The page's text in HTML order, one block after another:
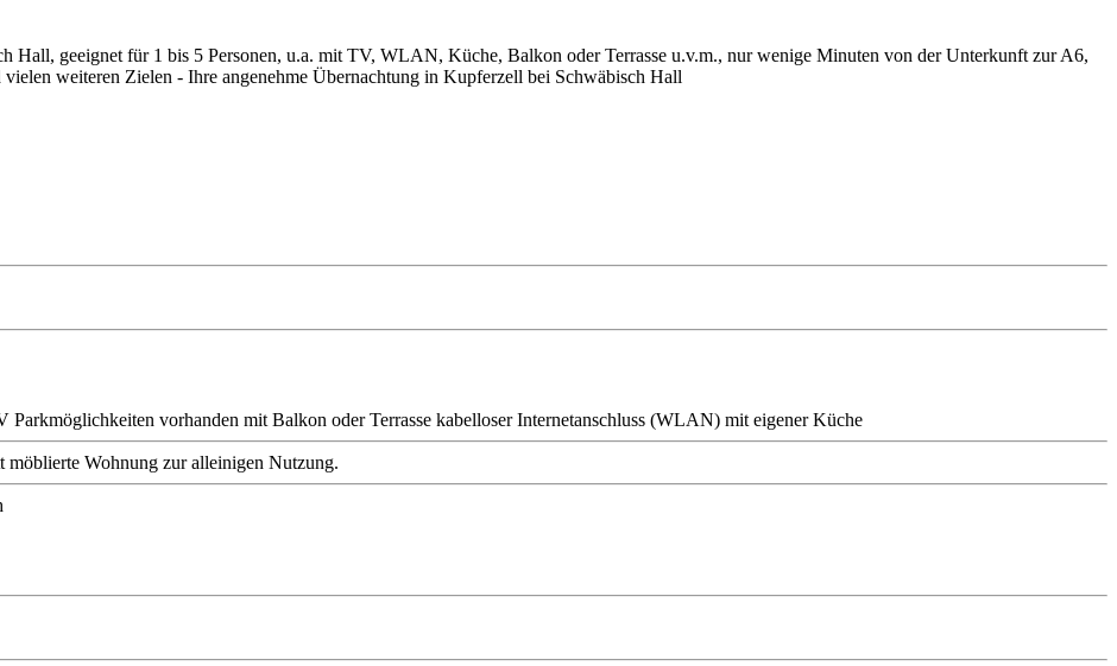
Hall, geeignet für 1 bis 5 Personen, u.a. mit TV, WLAN, Küche, Balkon oder Terrasse u.v.m., nur wenige Minuten von der Unterkunft zur A6,
weiteren Zielen - Ihre angenehme Übernachtung in Kupferzell bei Schwäbisch Hall
Parkmöglichkeiten vorhanden mit Balkon oder Terrasse kabelloser Internetanschluss (WLAN) mit eigener Küche
Wohnung zur alleinigen Nutzung.